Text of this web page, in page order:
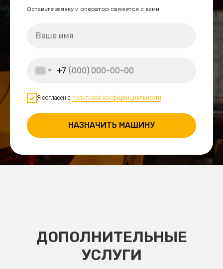
Оставьте заявку и оператор свяжется с вами
+7
Я согласен с политикой конфиденциальности
НАЗНАЧИТЬ МАШИНУ
ДОПОЛНИТЕЛЬНЫЕ
УСЛУГИ